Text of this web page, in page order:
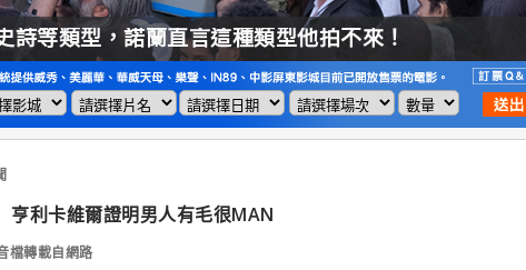
詩等類型，諾蘭直言這種類型他拍不來！
利卡維爾證明男人有毛很MAN
檔轉載自網路